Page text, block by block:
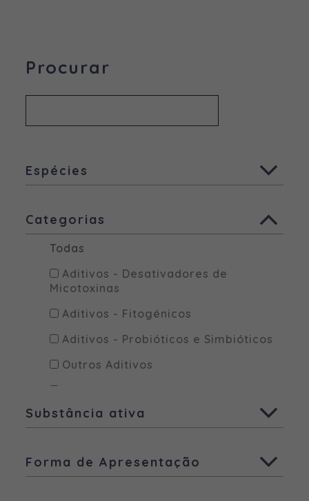
Procurar
Espécies
Animais de companhia
Aves
Ruminantes
Outras espécies
Categorias
Todas
Aditivos - Desativadores de
Micotoxinas
Aditivos - Fitogénicos
Aditivos - Probióticos e Simbióticos
Outros Aditivos
Alimento mineral dietético
Antibióticos
Substância ativa
Ácido Benzóico
Forma de Apresentação